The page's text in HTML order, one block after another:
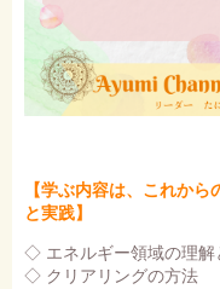
【学ぶ内容は、これか
と実践】
◇ エネルギー領域の理解
◇ クリアリングの方法